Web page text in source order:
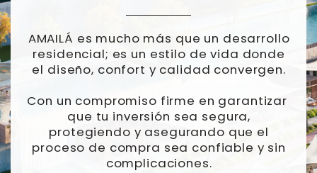
AMAILÁ es mucho más que un desarrollo
​residencial; es un estilo de vida donde
el ​diseño, confort y calidad convergen.
Con un compromiso firme en garantizar ​
que tu inversión sea segura,
protegiendo y ​asegurando que el
proceso de compra sea ​confiable y sin
complicaciones.